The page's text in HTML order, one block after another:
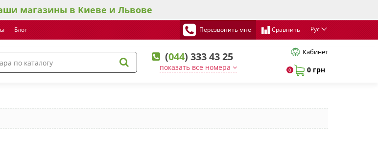
магазины в Киеве и Львове
Блог Перезвонить мне Сравнить Рус
(044) 333 43 25
показать все номера
Кабинет
0 0 грн